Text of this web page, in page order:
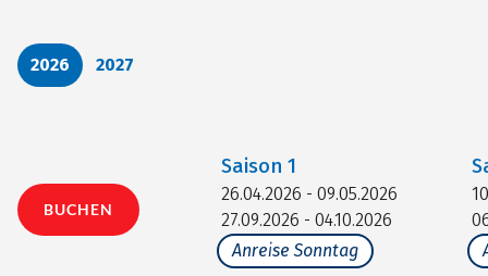
2026 2027
BUCHEN
Saison 1
26.04.2026 - 09.05.2026
27.09.2026 - 04.10.2026
Anreise Sonntag